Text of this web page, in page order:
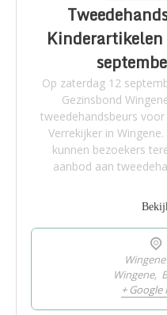
Kinderartikelen
Op zaterdag 12
Gezinsbond
tweedehandsbeurs
Verrekijker in
kunnen bezoekers
aanbod aan
Wingene
Wingene,
+ Google